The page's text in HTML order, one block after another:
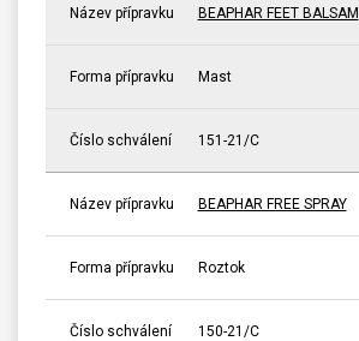
Název přípravku BEAPHAR FEET BALSAM
Forma přípravku Mast
Číslo schválení 151-21/C
Název přípravku BEAPHAR FREE SPRAY
Forma přípravku Roztok
Číslo schválení 150-21/C